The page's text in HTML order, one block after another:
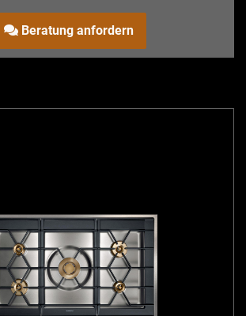
Beratung anfordern